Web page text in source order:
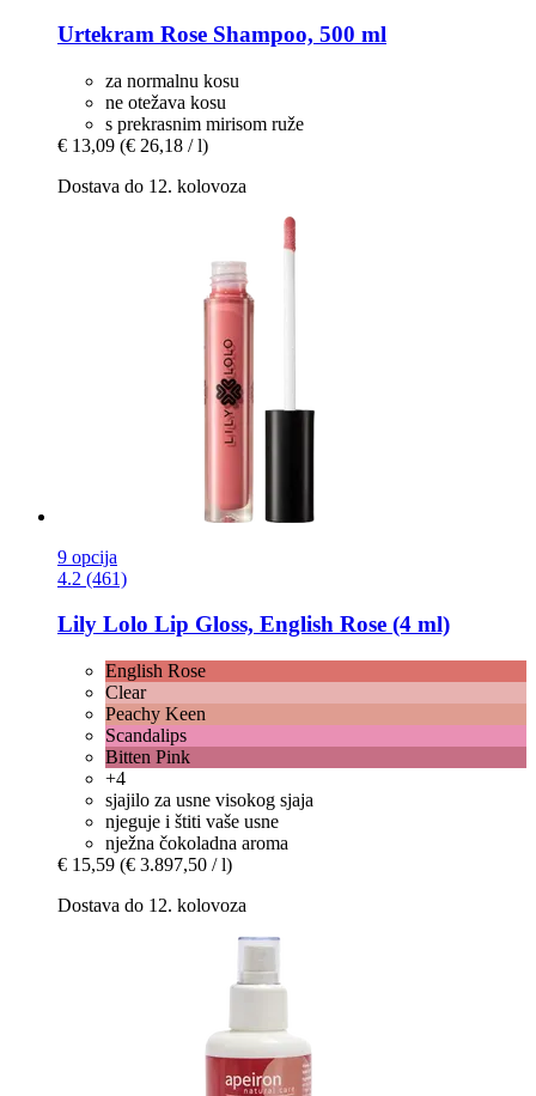
Urtekram Rose Shampoo, 500 ml
za normalnu kosu
ne otežava kosu
s prekrasnim mirisom ruže
€ 13,09 (€ 26,18 / l)
Dostava do 12. kolovoza
9 opcija
4.2 (461)
Lily Lolo Lip Gloss, English Rose (4 ml)
English Rose
Clear
Peachy Keen
Scandalips
Bitten Pink
+4
sjajilo za usne visokog sjaja
njeguje i štiti vaše usne
nježna čokoladna aroma
€ 15,59 (€ 3.897,50 / l)
Dostava do 12. kolovoza